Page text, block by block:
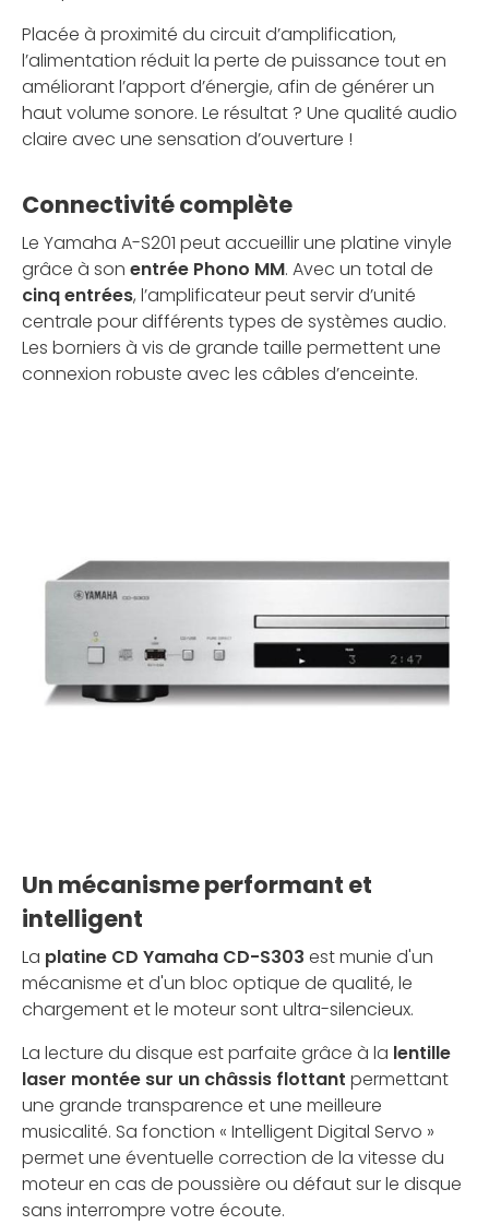
Placée à proximité du circuit d’amplification,
l’alimentation réduit la perte de puissance tout en
améliorant l’apport d’énergie, afin de générer un
haut volume sonore. Le résultat ? Une qualité audio
claire avec une sensation d’ouverture !
Connectivité complète
Le Yamaha A-S201 peut accueillir une platine vinyle
grâce à son entrée Phono MM. Avec un total de
cinq entrées, l’amplificateur peut servir d’unité
centrale pour différents types de systèmes audio.
Les borniers à vis de grande taille permettent une
connexion robuste avec les câbles d’enceinte.
Un mécanisme performant et
intelligent
La platine CD Yamaha CD-S303 est munie d'un
mécanisme et d'un bloc optique de qualité, le
chargement et le moteur sont ultra-silencieux.
La lecture du disque est parfaite grâce à la lentille
laser montée sur un châssis flottant permettant
une grande transparence et une meilleure
musicalité. Sa fonction « Intelligent Digital Servo »
permet une éventuelle correction de la vitesse du
moteur en cas de poussière ou défaut sur le disque
sans interrompre votre écoute.